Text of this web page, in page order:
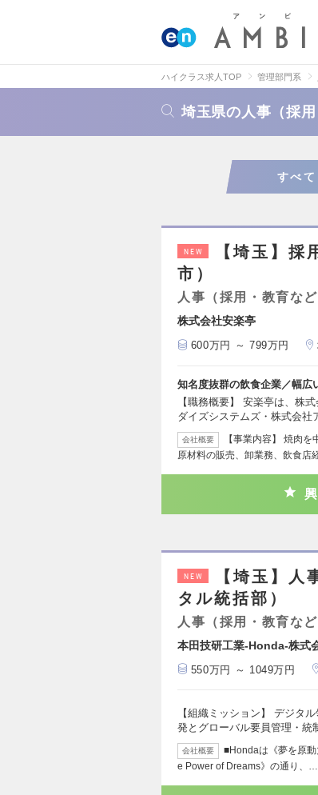
ハイクラス求人TOP 管理部門系
埼玉県の人事（採
すべて
NEW
【埼玉】採
市）
人事（採用・教育など
株式会社安楽亭
600万円 ～ 799万円
知名度抜群の飲食企業／幅
【職務概要】 安楽亭は、株
ダイズシステムズ・株式会社
会社概要
【事業内容】 焼肉
原材料の販売、卸業務、飲食店
NEW
【埼玉】
タル統括部）
人事（採用・教育など
本田技研工業-Honda-株式
550万円 ～ 1049万円
【組織ミッション】 デジタ
発とグローバル要員管理・
会社概要
■Hondaは《夢を原
e Power of Dreams》の通り、…